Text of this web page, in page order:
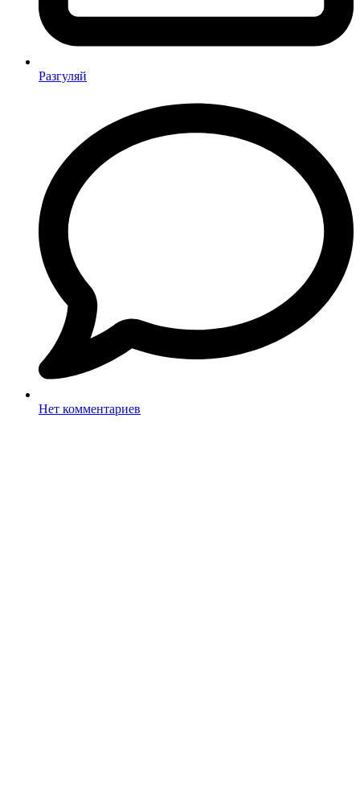
Разгуляй
Нет комментариев